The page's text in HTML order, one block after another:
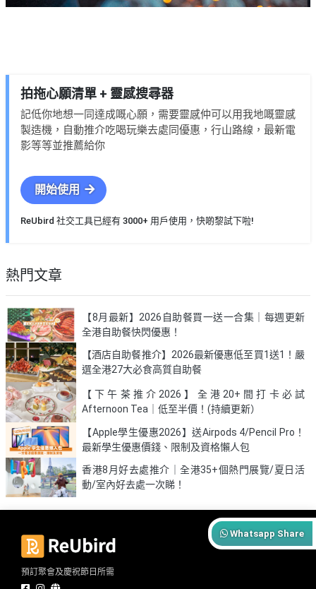
Whatsapp Share
拍拖心願清單 + 靈感搜尋器
記低你地想一同達成嘅心願，需要靈感仲可以用我地嘅靈感
製造機，自動推介吃喝玩樂去處同優惠，行山路線，最新電
影等等並推薦給你
開始使用
ReUbird 社交工具已經有 3000+ 用戶使用，快啲黎試下啦!
熱門文章
【8月最新】2026自助餐買一送一合集｜每週更新
全港自助餐快閃優惠！
【酒店自助餐推介】2026最新優惠低至買1送1！嚴
選全港27大必食高質自助餐
【下午茶推介2026】全港20+間打卡必試
Afternoon Tea｜低至半價！(持續更新）
【Apple學生優惠2026】送Airpods 4/Pencil Pro！
最新學生優惠價錢、限制及資格懶人包
香港8月好去處推介｜全港35+個熱門展覽/夏日活
動/室內好去處一次睇！
預訂聚會及慶祝節日所需